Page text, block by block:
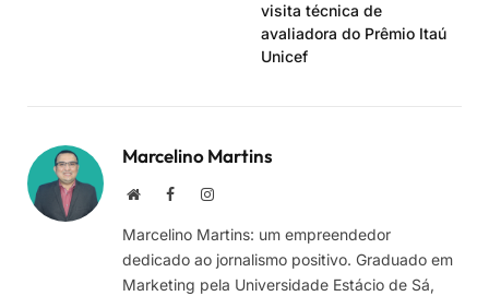
visita técnica de
avaliadora do Prêmio Itaú
Unicef
Marcelino Martins
Site FacebookInstagram
Marcelino Martins: um empreendedor
dedicado ao jornalismo positivo. Graduado em
Marketing pela Universidade Estácio de Sá,